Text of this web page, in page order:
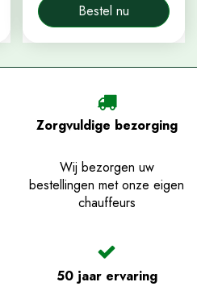
Bestel nu
Zorgvuldige bezorging
Wij bezorgen uw
bestellingen met onze eigen
chauffeurs
50 jaar ervaring